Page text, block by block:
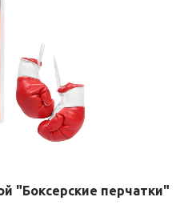
"Боксерские перчатки"